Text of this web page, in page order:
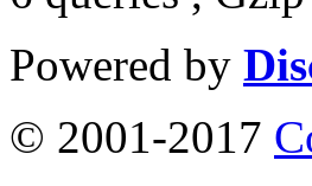
Powered by
© 2001-2017